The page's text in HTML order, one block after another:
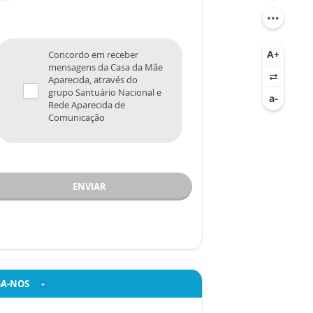
Concordo em receber
mensagens da Casa da Mãe
Aparecida, através do
grupo Santuário Nacional e
Rede Aparecida de
Comunicação
ENVIAR
NOS